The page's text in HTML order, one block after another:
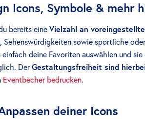
Icons, Symbole & mehr
bereits eineVielzahl an
Sehenswürdigkeiten sowie sportliche
einfach deine Favoriten auswählen und
DerGestaltungsfreiheit sind
Eventbecher bedrucken.
deiner Icons